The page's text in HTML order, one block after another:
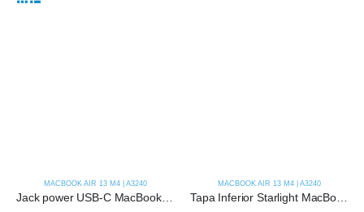
MACBOOK AIR 13 M4 | A3240
Jack power USB-C MacBook Air 13 M4 | A3240 (2025)
MACBOOK AIR 13 M4 | A3240
Tapa Inferior Starlight MacBook Air 14 M4 | A3240 (2024)